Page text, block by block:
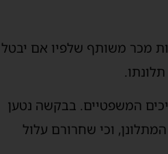
מכר משותף שלפיו אם יבטל
המשפטיים. בבקשה נטען
וכי שחרורם עלול